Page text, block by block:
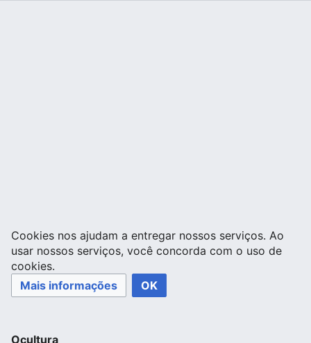
Cookies nos ajudam a entregar nossos serviços. Ao
usar nossos serviços, você concorda com o uso de
cookies.
Mais informações
OK
Ocultura